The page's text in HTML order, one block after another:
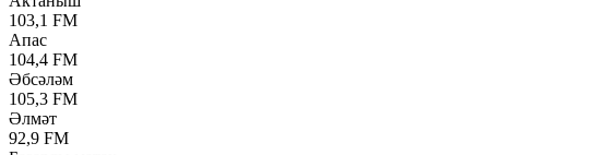
103,1 FM
Апас
104,4 FM
Әбсәләм
105,3 FM
Әлмәт
92,9 FM